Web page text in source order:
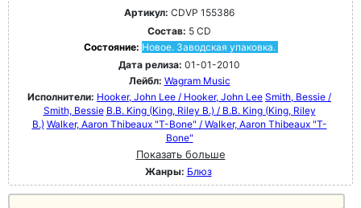
Артикул: CDVP 155386
Состав: 5 CD
Состояние: Новое. Заводская упаковка.
Дата релиза: 01-01-2010
Лейбл: Wagram Music
Исполнители: Hooker, John Lee / Hooker, John Lee Smith, Bessie /
Smith, Bessie B.B. King (King, Riley B.) / B.B. King (King, Riley
B.) Walker, Aaron Thibeaux "T-Bone" / Walker, Aaron Thibeaux "T-
Bone"
Показать больше
Жанры: Блюз